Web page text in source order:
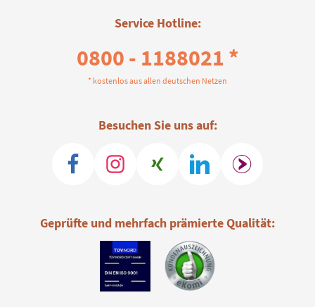
Service Hotline:
0800 - 1188021 *
* kostenlos aus allen deutschen Netzen
Besuchen Sie uns auf:
Geprüfte und mehrfach prämierte Qualität: